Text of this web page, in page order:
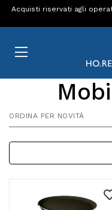
Acquisti riservati agli
ORDINA PER NOVITÀ